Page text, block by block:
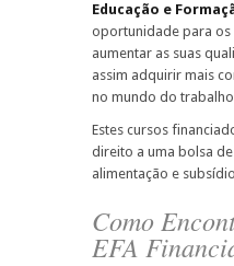
Educação e
oportunidade para os
aumentar as suas
assim adquirir mais
no mundo do
Estes cursos
direito a uma bolsa
alimentação e
Como
EFA